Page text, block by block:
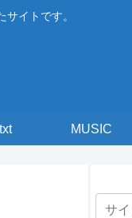
イトです。
MUSIC